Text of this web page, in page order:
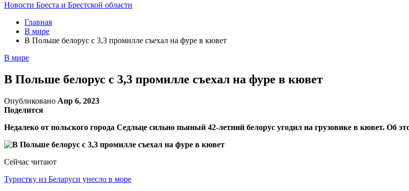
Новости Бреста и Брестской области
Главная
В мире
В Польше белорус с 3,3 промилле съехал на фуре в кювет
В мире
В Польше белорус с 3,3 промилле съехал на фуре в кювет
Опубликовано Апр 6, 2023
Поделится
Недалеко от польского города Седльце сильно пьяный 42-летний белорус угодил на грузовике в кювет. Об
Сейчас читают
Туристку из Беларуси унесло в море